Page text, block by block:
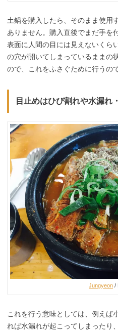
土鍋を購入したら、そのまま使用
ありません。購入直後でまだ手を
表面に人間の目には見えないくら
の穴が開いてしまっているままの
ので、これをふさぐために行うので
目止めはひび割れや水漏れ
Jungyeon /
これを行う意味としては、例えば
れば水漏れが起こってしまったり